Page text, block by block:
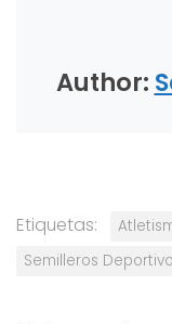
Author:
Etiquetas:
Semilleros